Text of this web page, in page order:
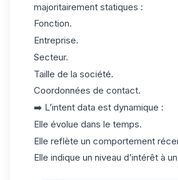
majoritairement statiques :
Fonction.
Entreprise.
Secteur.
Taille de la société.
Coordonnées de contact.
➡️ L’intent data est dynamique :
Elle évolue dans le temps.
Elle reflète un comportement
Elle indique un niveau d’intérêt à